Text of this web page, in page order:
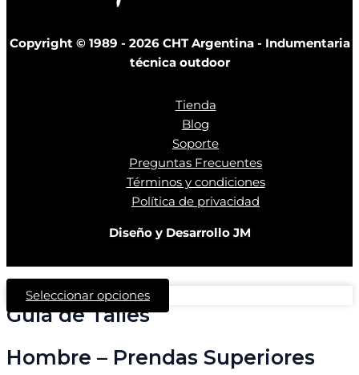
Copyright © 1989 - 2026 CHT Argentina - Indumentaria
técnica outdoor
Tienda
Blog
Soporte
Preguntas Frecuentes
Términos y condiciones
Política de privacidad
Diseño y Desarrollo JM
Seleccionar opciones
Guía de Talles
Hombre – Prendas Superiores